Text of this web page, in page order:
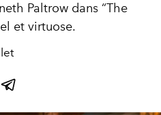
Paltrow dans “The
et virtuose.